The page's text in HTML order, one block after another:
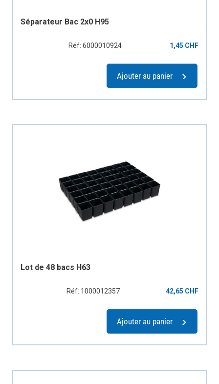
Séparateur Bac 2x0 H95
Réf: 6000010924 1,45 CHF
Ajouter au panier
Lot de 48 bacs H63
Réf: 1000012357 42,65 CHF
Ajouter au panier